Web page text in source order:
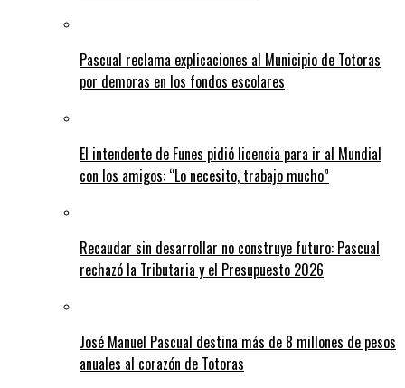
Pascual reclama explicaciones al Municipio de Totoras
por demoras en los fondos escolares
El intendente de Funes pidió licencia para ir al Mundial
con los amigos: “Lo necesito, trabajo mucho”
Recaudar sin desarrollar no construye futuro: Pascual
rechazó la Tributaria y el Presupuesto 2026
José Manuel Pascual destina más de 8 millones de pesos
anuales al corazón de Totoras